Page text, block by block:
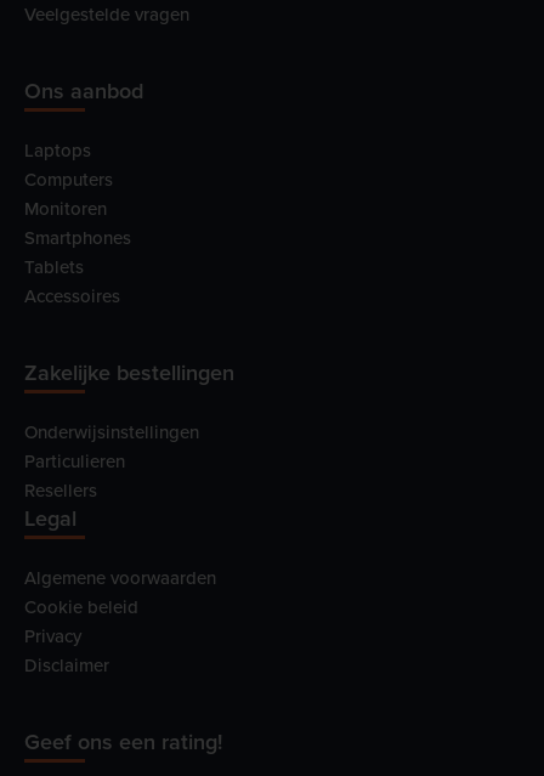
Veelgestelde vragen
Ons aanbod
Laptops
Computers
Monitoren
Smartphones
Tablets
Accessoires
Zakelijke bestellingen
Onderwijsinstellingen
Particulieren
Resellers
Legal
Algemene voorwaarden
Cookie beleid
Privacy
Disclaimer
Geef ons een rating!